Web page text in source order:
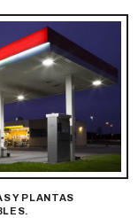
Y PLANTAS